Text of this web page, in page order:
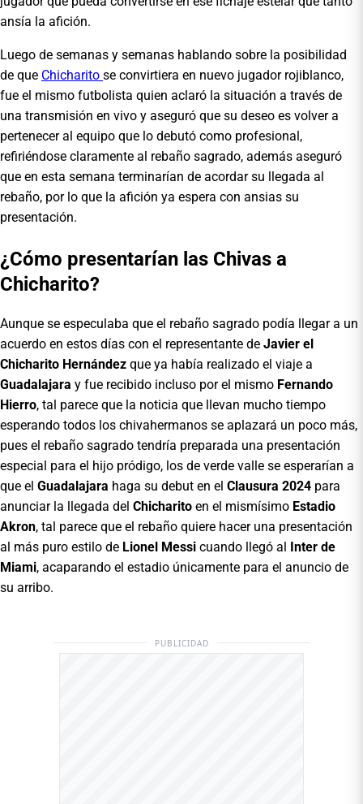
ansía la afición.
Luego de semanas y semanas hablando sobre la posibilidad
de que Chicharito se convirtiera en nuevo jugador rojiblanco,
fue el mismo futbolista quien aclaró la situación a través de
una transmisión en vivo y aseguró que su deseo es volver a
pertenecer al equipo que lo debutó como profesional,
refiriéndose claramente al rebaño sagrado, además aseguró
que en esta semana terminarían de acordar su llegada al
rebaño, por lo que la afición ya espera con ansias su
presentación.
¿Cómo presentarían las Chivas a
Chicharito?
Aunque se especulaba que el rebaño sagrado podía llegar a un
acuerdo en estos días con el representante de Javier el
Chicharito Hernández que ya había realizado el viaje a
Guadalajara y fue recibido incluso por el mismo Fernando
Hierro, tal parece que la noticia que llevan mucho tiempo
esperando todos los chivahermanos se aplazará un poco más,
pues el rebaño sagrado tendría preparada una presentación
especial para el hijo pródigo, los de verde valle se esperarían a
que el Guadalajara haga su debut en el Clausura 2024 para
anunciar la llegada del Chicharito en el mismísimo Estadio
Akron, tal parece que el rebaño quiere hacer una presentación
al más puro estilo de Lionel Messi cuando llegó al Inter de
Miami, acaparando el estadio únicamente para el anuncio de
su arribo.
PUBLICIDAD